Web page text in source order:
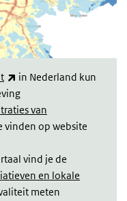
(link is external)
in Nederland kun
van
external)
vinden op website
vind je de
en lokale
meten